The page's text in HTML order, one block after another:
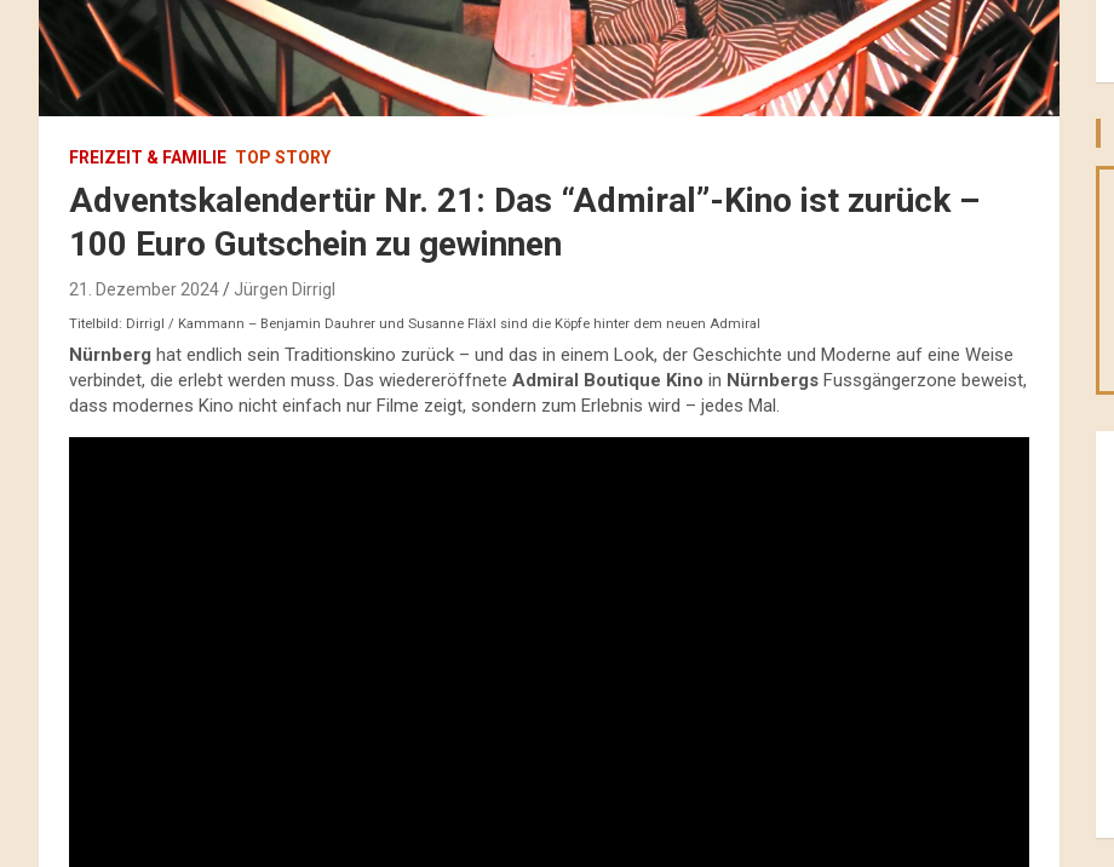
FREIZEIT & FAMILIE TOP STORY
Adventskalendertür Nr. 21: Das “Admiral”-Kino ist zurück –
100 Euro Gutschein zu gewinnen
21. Dezember 2024 Jürgen Dirrigl
Titelbild: Dirrigl / Kammann – Benjamin Dauhrer und Susanne Fläxl sind die Köpfe hinter dem neuen Admiral
Nürnberg hat endlich sein Traditionskino zurück – und das in einem Look, der Geschichte und Moderne auf eine Weise
verbindet, die erlebt werden muss. Das wiedereröffnete Admiral Boutique Kino in Nürnbergs Fussgängerzone beweist,
dass modernes Kino nicht einfach nur Filme zeigt, sondern zum Erlebnis wird – jedes Mal.